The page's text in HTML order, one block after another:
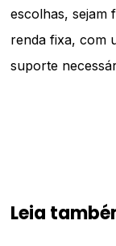
escolhas, sejam
renda fixa, com
suporte
Leia